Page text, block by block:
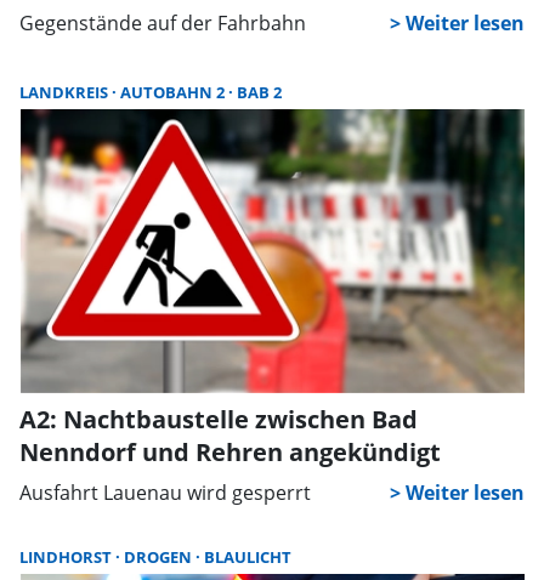
Gegenstände auf der Fahrbahn
LANDKREIS AUTOBAHN 2 BAB 2
A2: Nachtbaustelle zwischen Bad
Nenndorf und Rehren angekündigt
Ausfahrt Lauenau wird gesperrt
LINDHORST DROGEN BLAULICHT